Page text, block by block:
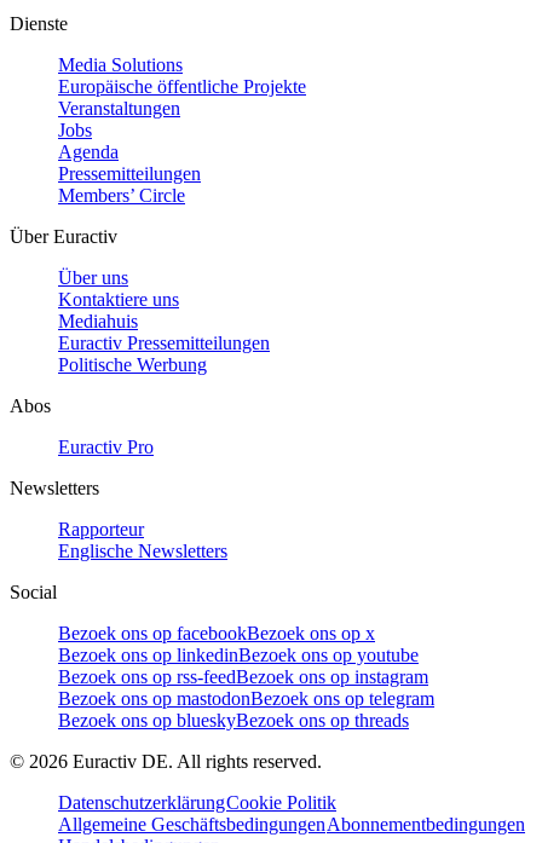
Dienste
Media Solutions
Europäische öffentliche Projekte
Veranstaltungen
Jobs
Agenda
Pressemitteilungen
Members’ Circle
Über Euractiv
Über uns
Kontaktiere uns
Mediahuis
Euractiv Pressemitteilungen
Politische Werbung
Abos
Euractiv Pro
Newsletters
Rapporteur
Englische Newsletters
Social
Bezoek ons op facebookBezoek ons op x
Bezoek ons op linkedinBezoek ons op youtube
Bezoek ons op rss-feedBezoek ons op instagram
Bezoek ons op mastodonBezoek ons op telegram
Bezoek ons op blueskyBezoek ons op threads
© 2026 Euractiv DE. All rights reserved.
DatenschutzerklärungCookie Politik
Allgemeine GeschäftsbedingungenAbonnementbedingungen